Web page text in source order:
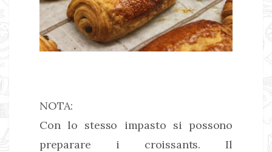
NOTA:
Con lo stesso impasto si possono
preparare i croissants. Il